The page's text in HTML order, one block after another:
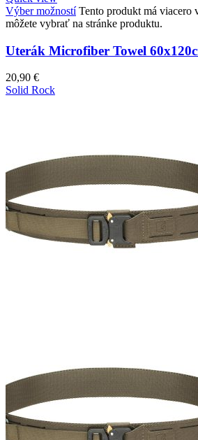
Výber možností Tento produkt má viacero
môžete vybrať na stránke produktu.
Uterák Microfiber Towel
20,90 €
Solid Rock